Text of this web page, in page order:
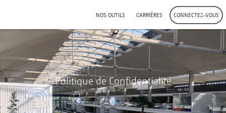
NOS OUTILS CARRIÈRES CONNECTEZ-VOUS
Politique de Confidentialité